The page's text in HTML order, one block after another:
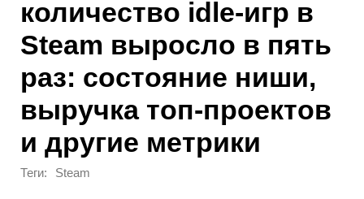
количество idle-игр в
Steam выросло в пять
раз: состояние ниши,
выручка топ-проектов
и другие метрики
Теги: Steam